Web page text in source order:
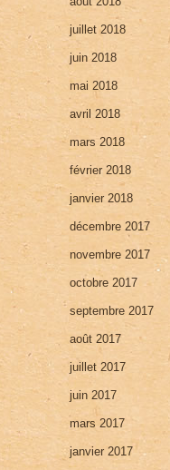
juillet 2018
juin 2018
mai 2018
avril 2018
mars 2018
février 2018
janvier 2018
décembre 2017
novembre 2017
octobre 2017
septembre 2017
août 2017
juillet 2017
juin 2017
mars 2017
janvier 2017